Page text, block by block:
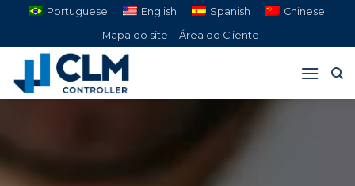
Pular
o
conteúdo
Portuguese English Spanish
Chinese
Mapa do site
Área do Cliente